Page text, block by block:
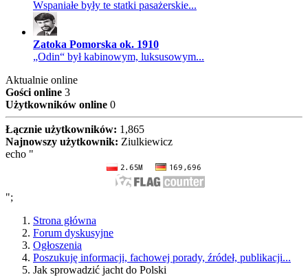
Wspaniałe były te statki pasażerskie...
Zatoka Pomorska ok. 1910
„Odin“ był kabinowym, luksusowym...
Aktualnie online
Gości online 3
Użytkowników online 0
Łącznie użytkowników: 1,865
Najnowszy użytkownik: Ziulkiewicz
echo "
";
Strona główna
Forum dyskusyjne
Ogłoszenia
Poszukuję informacji, fachowej porady, źródeł, publikacji...
Jak sprowadzić jacht do Polski